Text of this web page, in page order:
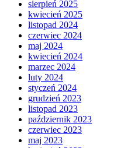
sierpień 2025
kwiecień 2025
listopad 2024
czerwiec 2024
maj 2024
kwiecień 2024
marzec 2024
luty 2024
styczeń 2024
grudzień 2023
listopad 2023
październik 2023
czerwiec 2023
maj 2023